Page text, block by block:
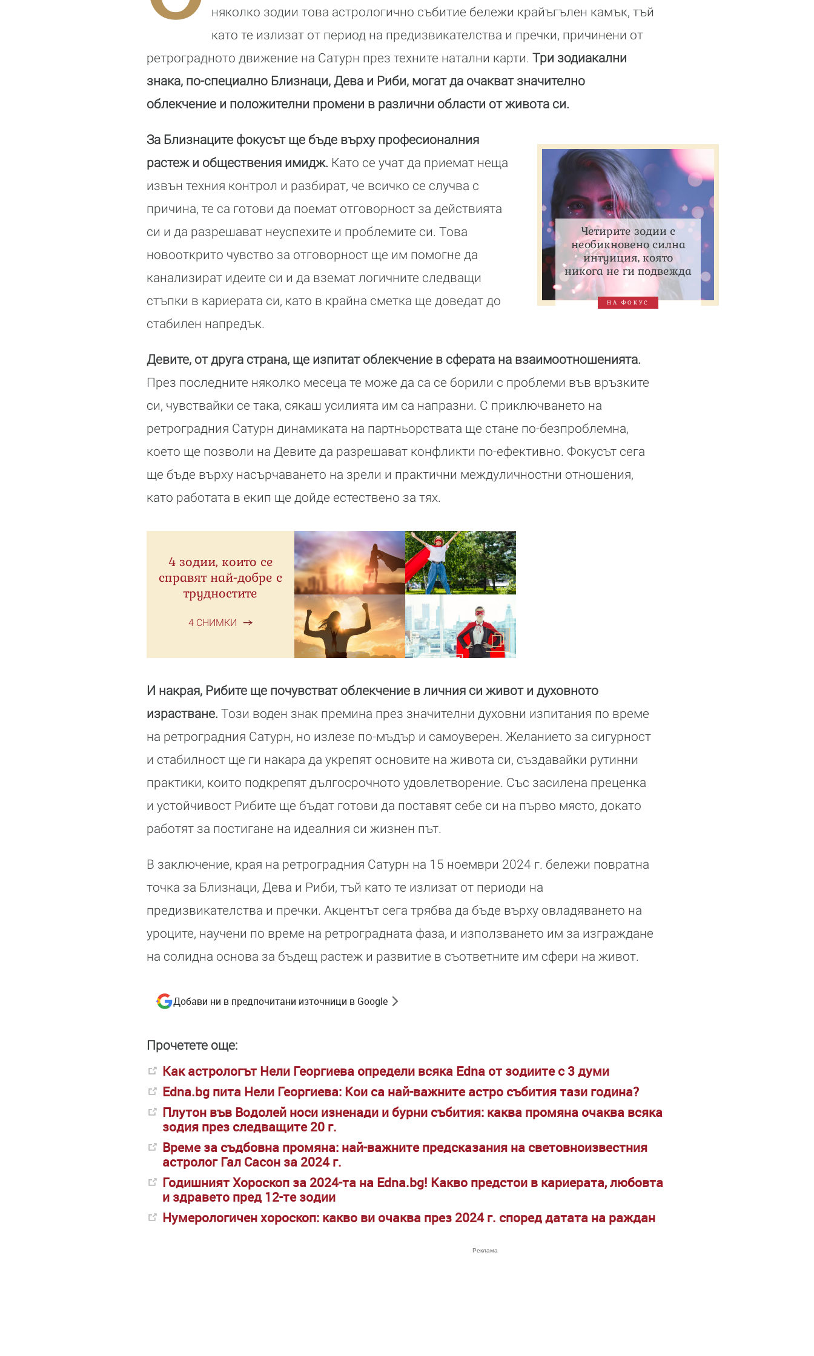
няколко зодии това астрологично събитие бележи крайъгълен камък, тъй
като те излизат от период на предизвикателства и пречки, причинени от
ретроградното движение на Сатурн през техните натални карти. Три зодиакални
знака, по-специално Близнаци, Дева и Риби, могат да очакват значително
облекчение и положителни промени в различни области от живота си.
Четирите зодии с
необикновено силна
интуиция, която
никога не ги подвежда
НА ФОКУС
За Близнаците фокусът ще бъде върху професионалния
растеж и обществения имидж. Като се учат да приемат неща
извън техния контрол и разбират, че всичко се случва с
причина, те са готови да поемат отговорност за действията
си и да разрешават неуспехите и проблемите си. Това
новооткрито чувство за отговорност ще им помогне да
канализират идеите си и да вземат логичните следващи
стъпки в кариерата си, като в крайна сметка ще доведат до
стабилен напредък.
Девите, от друга страна, ще изпитат облекчение в сферата на взаимоотношенията.
През последните няколко месеца те може да са се борили с проблеми във връзките
си, чувствайки се така, сякаш усилията им са напразни. С приключването на
ретроградния Сатурн динамиката на партньорствата ще стане по-безпроблемна,
което ще позволи на Девите да разрешават конфликти по-ефективно. Фокусът сега
ще бъде върху насърчаването на зрели и практични междуличностни отношения,
като работата в екип ще дойде естествено за тях.
4 зодии, които се
справят най-добре с
трудностите
4 СНИМКИ
И накрая, Рибите ще почувстват облекчение в личния си живот и духовното
израстване. Този воден знак премина през значителни духовни изпитания по време
на ретроградния Сатурн, но излезе по-мъдър и самоуверен. Желанието за сигурност
и стабилност ще ги накара да укрепят основите на живота си, създавайки рутинни
практики, които подкрепят дългосрочното удовлетворение. Със засилена преценка
и устойчивост Рибите ще бъдат готови да поставят себе си на първо място, докато
работят за постигане на идеалния си жизнен път.
В заключение, края на ретроградния Сатурн на 15 ноември 2024 г. бележи повратна
точка за Близнаци, Дева и Риби, тъй като те излизат от периоди на
предизвикателства и пречки. Акцентът сега трябва да бъде върху овладяването на
уроците, научени по време на ретроградната фаза, и използването им за изграждане
на солидна основа за бъдещ растеж и развитие в съответните им сфери на живот.
Добави ни в предпочитани източници в Google
Прочетете още:
Как астрологът Нели Георгиева определи всяка Edna от зодиите с 3 думи
Edna.bg пита Нели Георгиева: Кои са най-важните астро събития тази година?
Плутон във Водолей носи изненади и бурни събития: каква промяна очаква всяка
зодия през следващите 20 г.
Време за съдбовна промяна: най-важните предсказания на световноизвестния
астролог Гал Сасон за 2024 г.
Годишният Хороскоп за 2024-та на Edna.bg! Какво предстои в кариерата, любовта
и здравето пред 12-те зодии
Нумерологичен хороскоп: какво ви очаква през 2024 г. според датата на раждан